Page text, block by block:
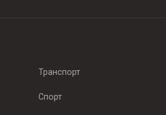
Транспорт
Спорт